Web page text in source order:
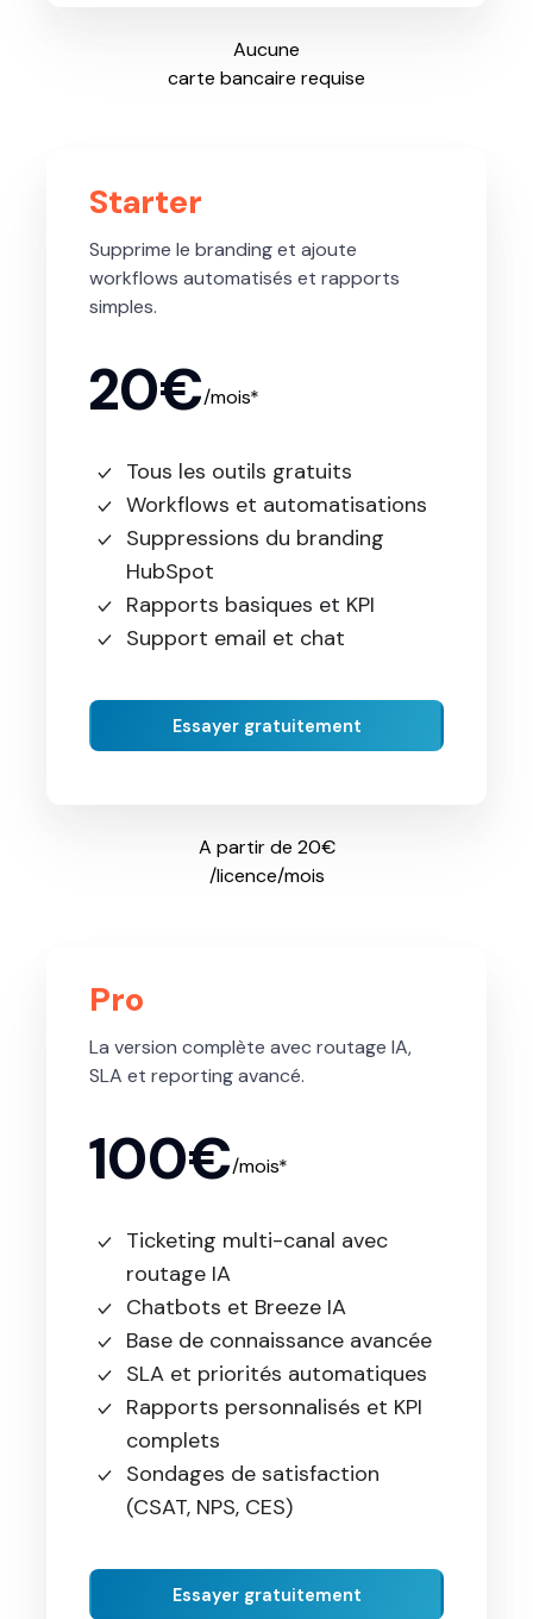
Aucune
carte bancaire requise
Starter
Supprime le branding et ajoute
workflows automatisés et rapports
simples.
20€/mois*
Tous les outils gratuits
Workflows et automatisations
Suppressions du branding
HubSpot
Rapports basiques et KPI
Support email et chat
Essayer gratuitement
A partir de 20€
/licence/mois
Pro
La version complète avec routage IA,
SLA et reporting avancé.
100€/mois*
Ticketing multi-canal avec
routage IA
Chatbots et Breeze IA
Base de connaissance avancée
SLA et priorités automatiques
Rapports personnalisés et KPI
complets
Sondages de satisfaction
(CSAT, NPS, CES)
Essayer gratuitement